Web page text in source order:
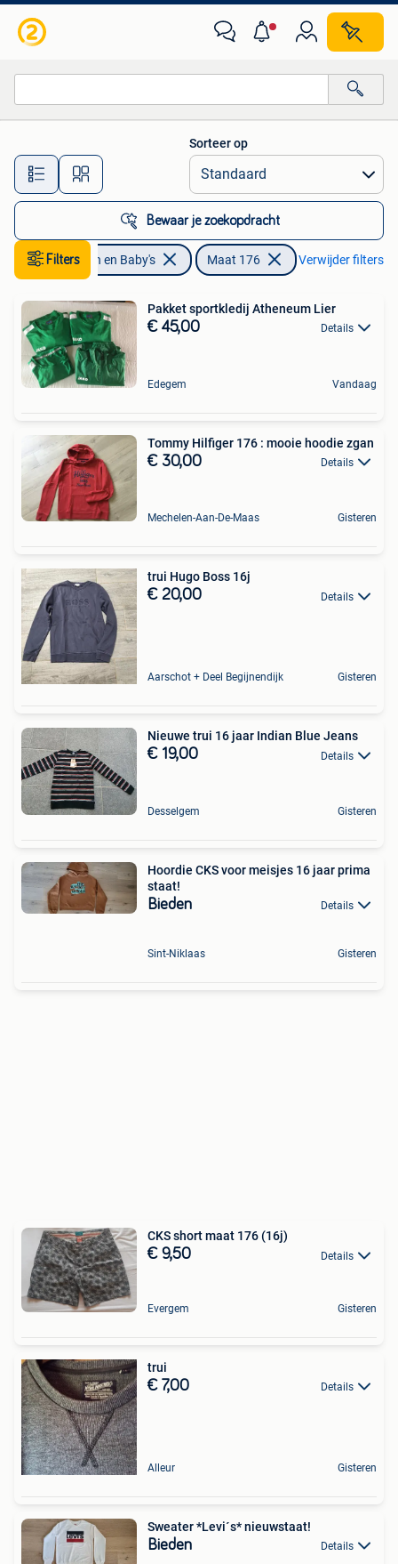
Alle afstanden…
Sorteer op
Bewaar je zoekopdracht
Filters
Kinderen en Baby's Maat 176 Verwijder filters
Pakket sportkledij Atheneum Lier
€ 45,00 Details
Edegem Vandaag
Tommy Hilfiger 176 : mooie hoodie zgan
€ 30,00 Details
Mechelen-Aan-De-Maas Gisteren
trui Hugo Boss 16j
€ 20,00 Details
Aarschot + Deel Begijnendijk Gisteren
Nieuwe trui 16 jaar Indian Blue Jeans
€ 19,00 Details
Desselgem Gisteren
Hoordie CKS voor meisjes 16 jaar prima
staat!
Bieden Details
Sint-Niklaas Gisteren
CKS short maat 176 (16j)
€ 9,50 Details
Evergem Gisteren
trui
€ 7,00 Details
Alleur Gisteren
Sweater *Levi´s* nieuwstaat!
Bieden Details